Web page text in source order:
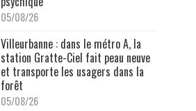
05/08/26
Villeurbanne : dans le métro A, la
station Gratte-Ciel fait peau neuve
et transporte les usagers dans la
forêt
05/08/26